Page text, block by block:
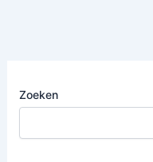
Zoeken